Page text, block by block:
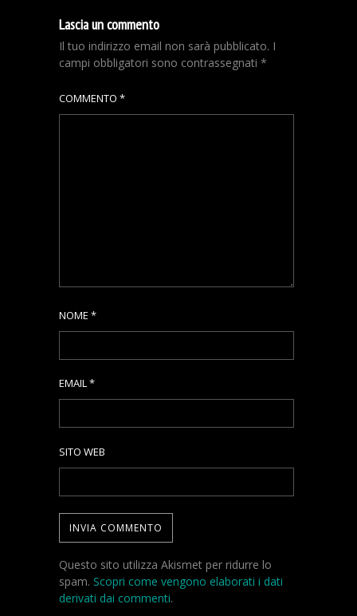
Lascia un commento
Il tuo indirizzo email non sarà pubblicato. I
campi obbligatori sono contrassegnati *
COMMENTO *
NOME *
EMAIL*
SITO WEB
Questo sito utilizza Akismet per ridurre lo
spam. Scopri come vengono elaborati i dati
derivati dai commenti.